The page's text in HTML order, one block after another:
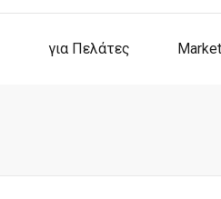
για Πελάτες